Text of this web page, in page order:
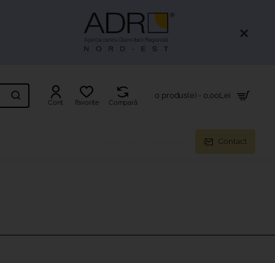
Cont Favorite Compară
0 produs(e) - 0,00Lei
Contact